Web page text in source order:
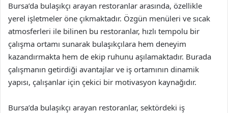
Bursa’da bulaşıkçı arayan restoranlar arasında, özellikle
yerel işletmeler öne çıkmaktadır. Özgün menüleri ve sıcak
atmosferleri ile bilinen bu restoranlar, hızlı tempolu bir
çalışma ortamı sunarak bulaşıkçılara hem deneyim
kazandırmakta hem de ekip ruhunu aşılamaktadır. Burada
çalışmanın getirdiği avantajlar ve iş ortamının dinamik
yapısı, çalışanlar için çekici bir motivasyon kaynağıdır.
Bursa’da bulaşıkçı arayan restoranlar, sektördeki iş